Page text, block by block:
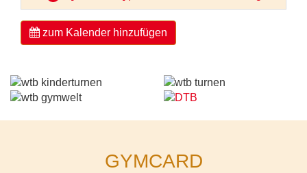
zum Kalender hinzufügen
GYMCARD